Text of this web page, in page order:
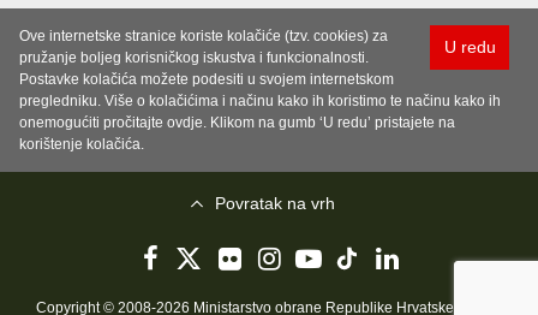
U redu
Ove internetske stranice koriste kolačiće (tzv. cookies) za
pružanje boljeg korisničkog iskustva i funkcionalnosti.
Postavke kolačića možete podesiti u svojem internetskom
pregledniku. Više o kolačićima i načinu kako ih koristimo te načinu kako ih
onemogućiti pročitajte ovdje. Klikom na gumb ‘U redu’ pristajete na
korištenje kolačića.
Povratak na vrh
Copyright © 2008-2026 Ministarstvo obrane Republike Hrvatske..